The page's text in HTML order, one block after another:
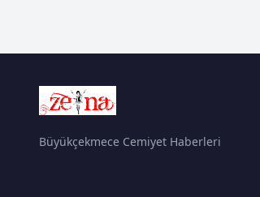
Büyükçekmece Cemiyet Haberleri